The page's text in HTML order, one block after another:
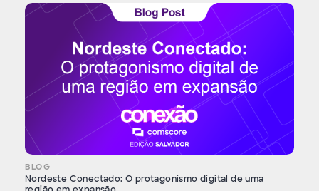
BLOG
Nordeste Conectado: O protagonismo digital de uma